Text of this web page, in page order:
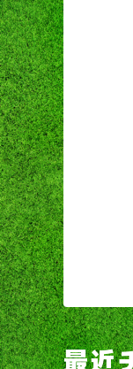
最近